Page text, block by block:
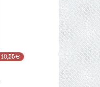
10,55€